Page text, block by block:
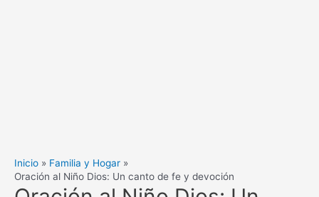
Inicio
Familia y Hogar
Oración al Niño Dios: Un canto de fe y devoción